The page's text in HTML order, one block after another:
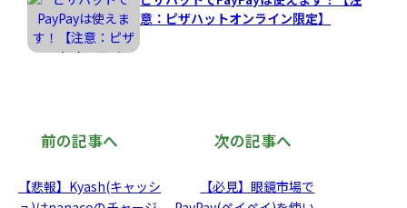
意：ピザハットオンライン限定】
前の記事へ
【悲報】Kyash(キャッシ
次の記事へ
【必見】眼鏡市場で